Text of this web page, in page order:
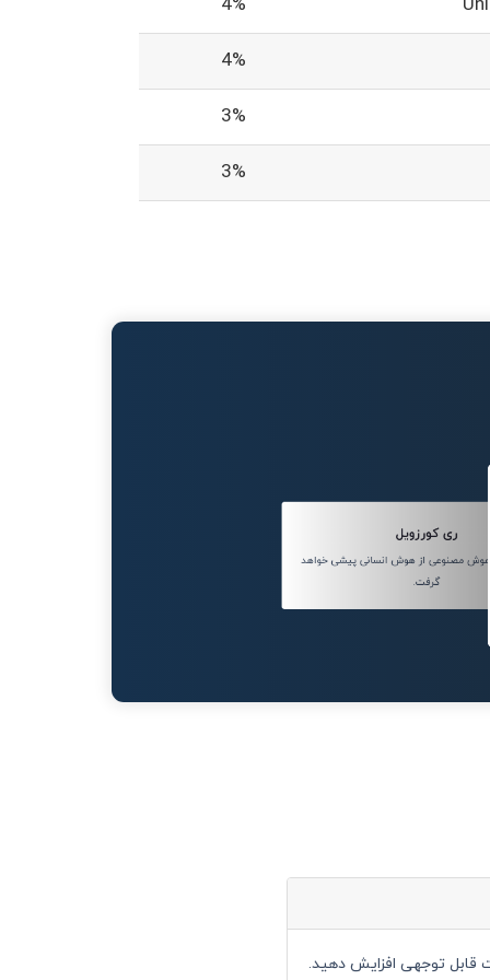
4%
3%
3%
ری کورزویل
سال 2045، هوش مصنوعی از هوش انسانی پیشی خواهد
گرفت.